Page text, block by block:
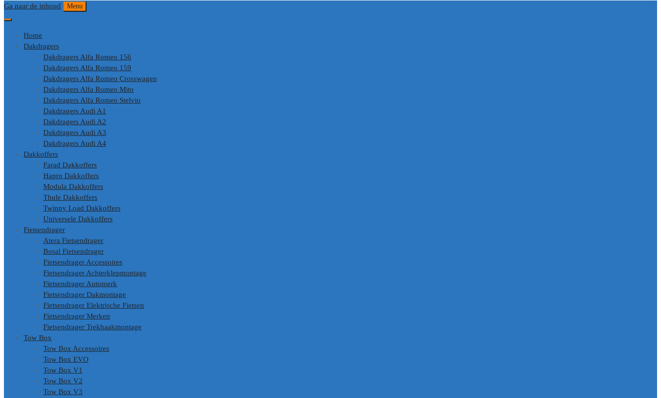
Ga naar de inhoud
Menu
Home
Dakdragers
Dakdragers Alfa Romeo 156
Dakdragers Alfa Romeo 159
Dakdragers Alfa Romeo Crosswagen
Dakdragers Alfa Romeo Mito
Dakdragers Alfa Romeo Stelvio
Dakdragers Audi A1
Dakdragers Audi A2
Dakdragers Audi A3
Dakdragers Audi A4
Dakkoffers
Farad Dakkoffers
Hapro Dakkoffers
Modula Dakkoffers
Thule Dakkoffers
Twinny Load Dakkoffers
Universele Dakkoffers
Fietsendrager
Atera Fietsendrager
Bosal Fietsendrager
Fietsendrager Accessoires
Fietsendrager Achterklepmontage
Fietsendrager Automerk
Fietsendrager Dakmontage
Fietsendrager Elektrische Fietsen
Fietsendrager Merken
Fietsendrager Trekhaakmontage
Tow Box
Tow Box Accessoires
Tow Box EVO
Tow Box V1
Tow Box V2
Tow Box V3